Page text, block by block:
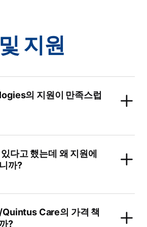
지원
의 지원이 만족스럽
다고 했는데 왜 지원에
까?
Quintus Care의 가격 책
?